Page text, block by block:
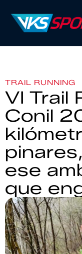
TRAIL RUNNING
VI Trail
Conil
ese
que